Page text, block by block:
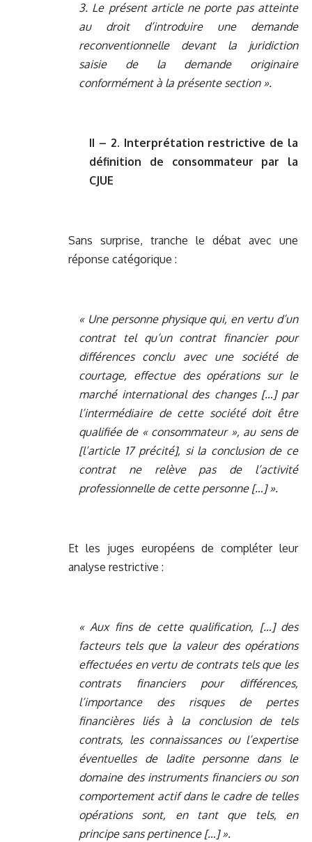
3. Le présent article ne porte pas atteinte
au droit d’introduire une demande
reconventionnelle devant la juridiction
saisie de la demande originaire
conformément à la présente section ».
II – 2. Interprétation restrictive de la
définition de consommateur par la
CJUE
Sans surprise, tranche le débat avec une
réponse catégorique :
« Une personne physique qui, en vertu d’un
contrat tel qu’un contrat financier pour
différences conclu avec une société de
courtage, effectue des opérations sur le
marché international des changes […] par
l’intermédiaire de cette société doit être
qualifiée de « consommateur », au sens de
[l’article 17 précité], si la conclusion de ce
contrat ne relève pas de l’activité
professionnelle de cette personne […] ».
Et les juges européens de compléter leur
analyse restrictive :
« Aux fins de cette qualification, […] des
facteurs tels que la valeur des opérations
effectuées en vertu de contrats tels que les
contrats financiers pour différences,
l’importance des risques de pertes
financières liés à la conclusion de tels
contrats, les connaissances ou l’expertise
éventuelles de ladite personne dans le
domaine des instruments financiers ou son
comportement actif dans le cadre de telles
opérations sont, en tant que tels, en
principe sans pertinence […] ».